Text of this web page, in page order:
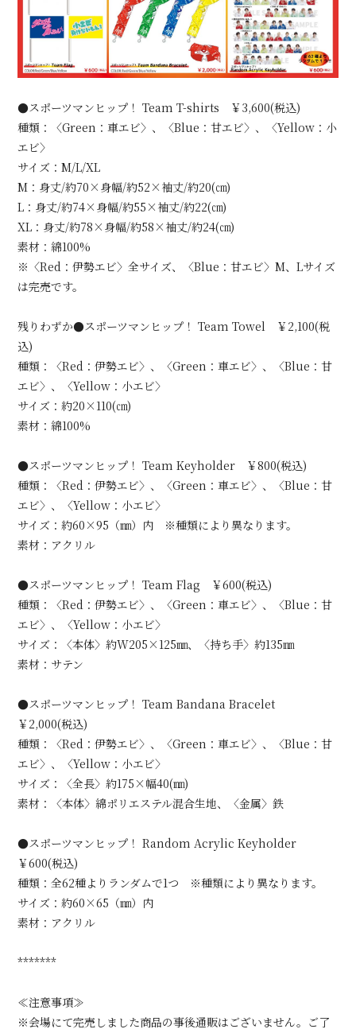
●スポーツマンヒップ！ Team T-shirts ￥3,600(税込)
種類：〈Green：車エビ〉、〈Blue：甘エビ〉、〈Yellow：小
エビ〉
サイズ：M/L/XL
M：身丈/約70×身幅/約52×袖丈/約20(㎝)
L：身丈/約74×身幅/約55×袖丈/約22(㎝)
XL：身丈/約78×身幅/約58×袖丈/約24(㎝)
素材：綿100%
※〈Red：伊勢エビ〉全サイズ、〈Blue：甘エビ〉M、Lサイズ
は完売です。
残りわずか●スポーツマンヒップ！ Team Towel ￥2,100(税
込)
種類：〈Red：伊勢エビ〉、〈Green：車エビ〉、〈Blue：甘
エビ〉、〈Yellow：小エビ〉
サイズ：約20×110(㎝)
素材：綿100%
●スポーツマンヒップ！ Team Keyholder ￥800(税込)
種類：〈Red：伊勢エビ〉、〈Green：車エビ〉、〈Blue：甘
エビ〉、〈Yellow：小エビ〉
サイズ：約60×95（㎜）内 ※種類により異なります。
素材：アクリル
●スポーツマンヒップ！ Team Flag ￥600(税込)
種類：〈Red：伊勢エビ〉、〈Green：車エビ〉、〈Blue：甘
エビ〉、〈Yellow：小エビ〉
サイズ：〈本体〉約W205×125㎜、〈持ち手〉約135㎜
素材：サテン
●スポーツマンヒップ！ Team Bandana Bracelet
￥2,000(税込)
種類：〈Red：伊勢エビ〉、〈Green：車エビ〉、〈Blue：甘
エビ〉、〈Yellow：小エビ〉
サイズ：〈全長〉約175×幅40(㎜)
素材：〈本体〉綿ポリエステル混合生地、〈金属〉鉄
●スポーツマンヒップ！ Random Acrylic Keyholder
￥600(税込)
種類：全62種よりランダムで1つ ※種類により異なります。
サイズ：約60×65（㎜）内
素材：アクリル
*******
≪注意事項≫
※会場にて完売しました商品の事後通販はございません。ご了